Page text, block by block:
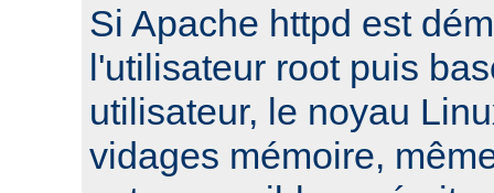
Si Apache httpd est
l'utilisateur root puis
utilisateur, le noyau
vidages mémoire,